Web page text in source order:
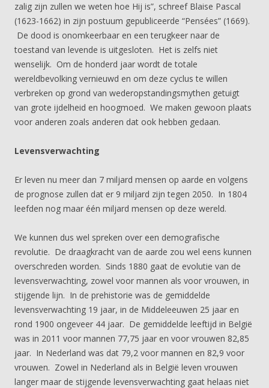
zalig zijn zullen we weten hoe Hij is”, schreef Blaise Pascal
(1623-1662) in zijn postuum gepubliceerde “Pensées” (1669).
De dood is onomkeerbaar en een terugkeer naar de
toestand van levende is uitgesloten. Het is zelfs niet
wenselijk. Om de honderd jaar wordt de totale
wereldbevolking vernieuwd en om deze cyclus te willen
verbreken op grond van wederopstandingsmythen getuigt
van grote ijdelheid en hoogmoed. We maken gewoon plaats
voor anderen zoals anderen dat ook hebben gedaan.
Levensverwachting
Er leven nu meer dan 7 miljard mensen op aarde en volgens
de prognose zullen dat er 9 miljard zijn tegen 2050. In 1804
leefden nog maar één miljard mensen op deze wereld.
We kunnen dus wel spreken over een demografische
revolutie. De draagkracht van de aarde zou wel eens kunnen
overschreden worden. Sinds 1880 gaat de evolutie van de
levensverwachting, zowel voor mannen als voor vrouwen, in
stijgende lijn. In de prehistorie was de gemiddelde
levensverwachting 19 jaar, in de Middeleeuwen 25 jaar en
rond 1900 ongeveer 44 jaar. De gemiddelde leeftijd in België
was in 2011 voor mannen 77,75 jaar en voor vrouwen 82,85
jaar. In Nederland was dat 79,2 voor mannen en 82,9 voor
vrouwen. Zowel in Nederland als in België leven vrouwen
langer maar de stijgende levensverwachting gaat helaas niet